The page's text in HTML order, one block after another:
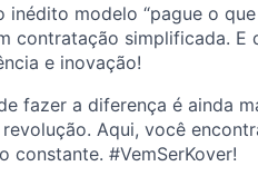
modelo “pague o
contratação simplificada. E
e inovação!
fazer a diferença é ainda
Aqui, você
constante. #VemSerKover!